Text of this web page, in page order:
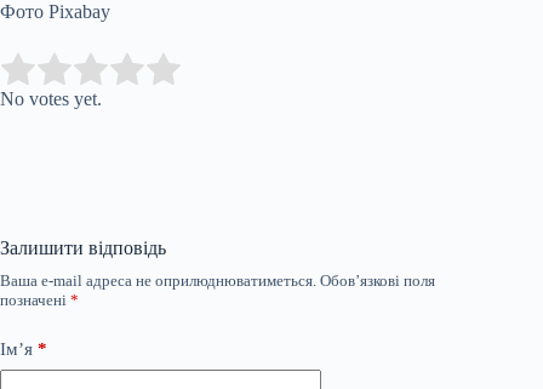
Фото Pixabay
Rate this item:
No votes yet.
Залишити відповідь
Ваша e-mail адреса не оприлюднюватиметься. Обов’язкові поля
позначені *
Ім’я *